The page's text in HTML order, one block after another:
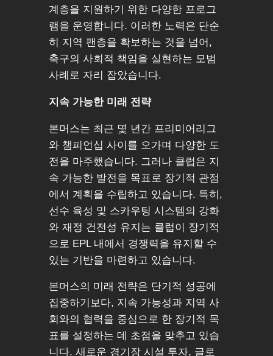
계층을 지원하기 위한 다양한 프로그
램을 운영합니다. 이러한 노력은 단순
히 지역 팬층을 확보하는 것을 넘어,
축구의 사회적 책임을 실현하는 모범
사례로 자리 잡았습니다.
지속 가능한 미래 전략
본머스는 최근 몇 년간 프리미어리그
와 챔피언십 사이를 오가며 다양한 도
전을 마주했습니다. 그러나 클럽은 지
속 가능한 발전을 목표로 장기적 관점
에서 계획을 수립하고 있습니다. 특히,
선수 육성 및 스카우팅 시스템의 강화
와 재정 건전성 유지는 클럽이 장기적
으로 EPL 내에서 경쟁력을 유지할 수
있는 기반을 마련하고 있습니다.
본머스의 미래 전략은 단기적 성공에
집중하기보다, 지속 가능성과 지역 사
회와의 협력을 중심으로 한 장기적 목
표를 설정하는 데 초점을 맞추고 있습
니다. 새로운 경기장 시설 투자, 글로